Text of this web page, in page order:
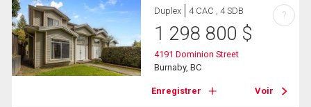
Duplex 4 CAC , 4 SDB
1 298 800 $
4191 Dominion Street
Burnaby, BC
Enregistrer Voir
?